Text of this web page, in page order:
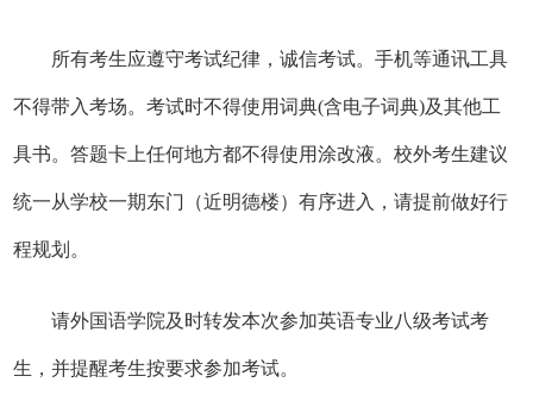
所有考生应遵守考试纪律，诚信考试。手机等通讯工具
不得带入考场。考试时不得使用词典(含电子词典)及其他工
具书。答题卡上任何地方都不得使用涂改液。校外考生建议
统一从学校一期东门（近明德楼）有序进入，请提前做好行
程规划。
请外国语学院及时转发本次参加英语专业八级考试考
生，并提醒考生按要求参加考试。